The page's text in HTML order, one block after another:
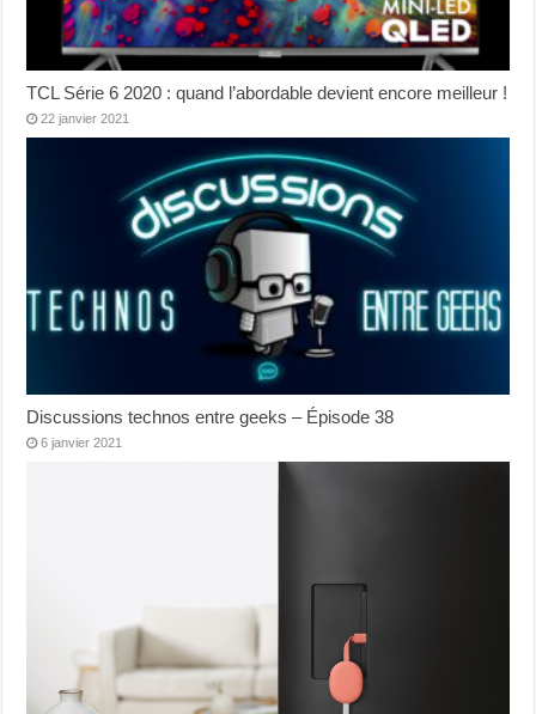
TCL Série 6 2020 : quand l’abordable devient encore meilleur !
22 janvier 2021
Discussions technos entre geeks – Épisode 38
6 janvier 2021